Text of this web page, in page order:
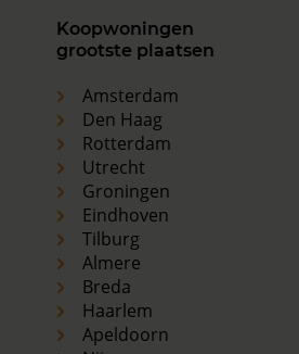
Koopwoningen
grootste plaatsen
Amsterdam
Den Haag
Rotterdam
Utrecht
Groningen
Eindhoven
Tilburg
Almere
Breda
Haarlem
Apeldoorn